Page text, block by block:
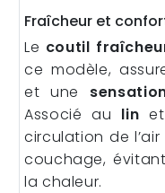
Fraîcheur et
Le coutil
ce modèle,
et une
Associé au lin
circulation de
couchage,
la chaleur.